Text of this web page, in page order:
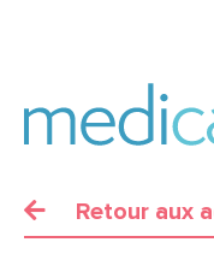
Retour aux
SOCIÉTÉ